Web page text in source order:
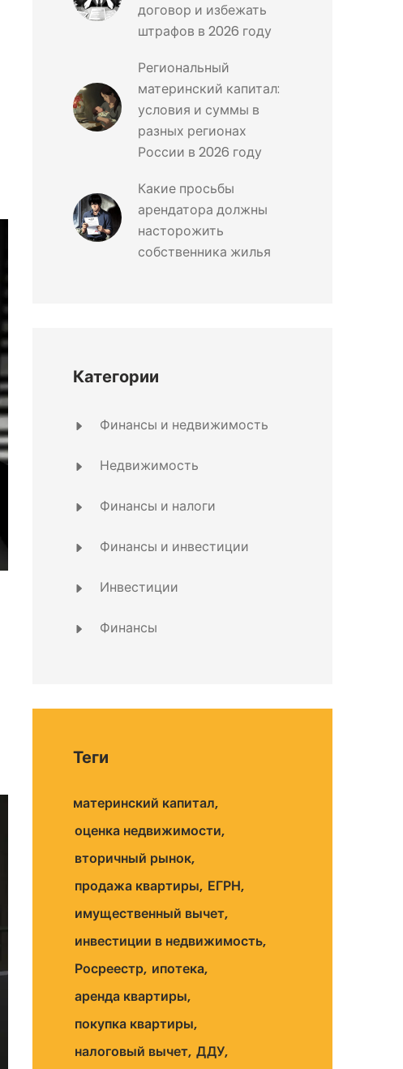
договор и избежать
штрафов в 2026 году
Региональный
материнский капитал:
условия и суммы в
разных регионах
России в 2026 году
Какие просьбы
арендатора должны
насторожить
собственника жилья
Категории
Финансы и недвижимость
Недвижимость
Финансы и налоги
Финансы и инвестиции
Инвестиции
Финансы
Теги
материнский капитал
оценка недвижимости
вторичный рынок
продажа квартиры ЕГРН
имущественный вычет
инвестиции в недвижимость
Росреестр ипотека
аренда квартиры
покупка квартиры
налоговый вычет ДДУ